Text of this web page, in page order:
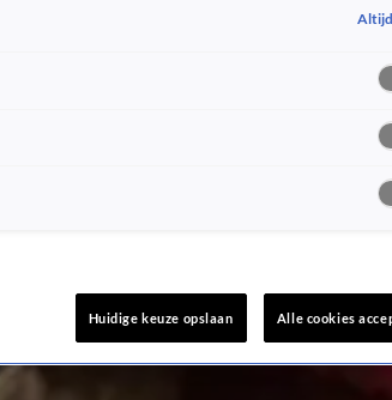
Huidige keuze opslaan Alle cookies